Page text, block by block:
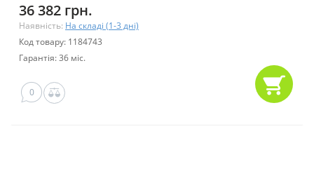
36 382 грн.
Наявність: На складі (1-3 дні)
Код товару: 1184743
Гарантія: 36 міс.
0